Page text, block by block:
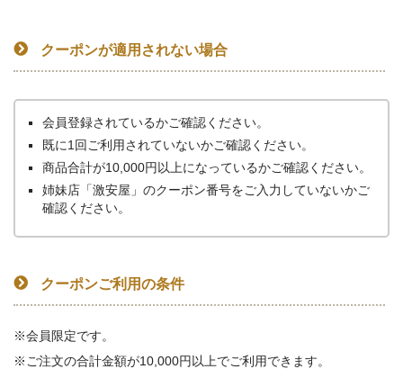
クーポンが適用されない場合
会員登録されているかご確認ください。
既に1回ご利用されていないかご確認ください。
商品合計が10,000円以上になっているかご確認ください。
姉妹店「激安屋」のクーポン番号をご入力していないかご
確認ください。
クーポンご利用の条件
※会員限定です。
※ご注文の合計金額が10,000円以上でご利用できます。